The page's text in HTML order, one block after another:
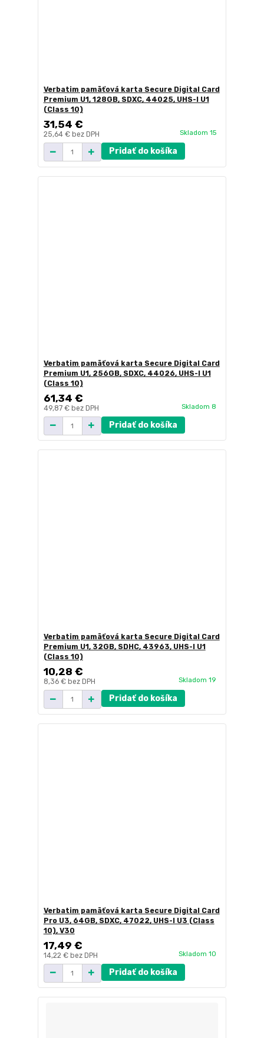
Verbatim pamäťová karta Secure Digital Card
Premium U1, 128GB, SDXC, 44025, UHS-I U1
(Class 10)
31,54 €
25,64 € bez DPH Skladom 15
Pridať do košíka
Verbatim pamäťová karta Secure Digital Card
Premium U1, 256GB, SDXC, 44026, UHS-I U1
(Class 10)
61,34 €
49,87 € bez DPH Skladom 8
Pridať do košíka
Verbatim pamäťová karta Secure Digital Card
Premium U1, 32GB, SDHC, 43963, UHS-I U1
(Class 10)
10,28 €
8,36 € bez DPH Skladom 19
Pridať do košíka
Verbatim pamäťová karta Secure Digital Card
Pro U3, 64GB, SDXC, 47022, UHS-I U3 (Class
10), V30
17,49 €
14,22 € bez DPH Skladom 10
Pridať do košíka